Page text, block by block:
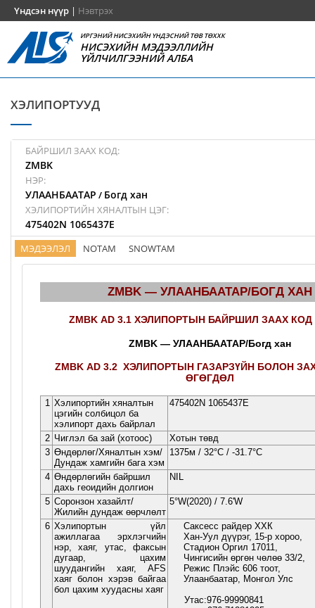
Үндсэн нүүр | Нэвтрэх
ИРГЭНИЙ НИСЭХИЙН ҮНДЭСНИЙ ТӨВ ТӨХХК
НИСЭХИЙН МЭДЭЭЛЛИЙН
ҮЙЛЧИЛГЭЭНИЙ АЛБА
ХЭЛИПОРТУУД
БАЙРШИЛ ЗААХ КОД:
ZMBK
НЭР:
УЛААНБААТАР / Богд хан
ХЭЛИПОРТИЙН ХЯНАЛТЫН ЦЭГ:
475402N 1065437E
МЭДЭЭЛЭЛ NOTAM SNOWTAM